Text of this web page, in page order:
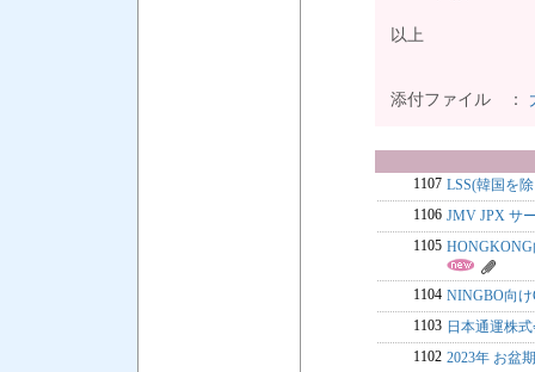
以上
添付ファイル ：
1107 LSS(韓国を
1106 JMV JPX サ
1105
1104 NINGBO向
1103 日本通運株
1102 2023年 お盆